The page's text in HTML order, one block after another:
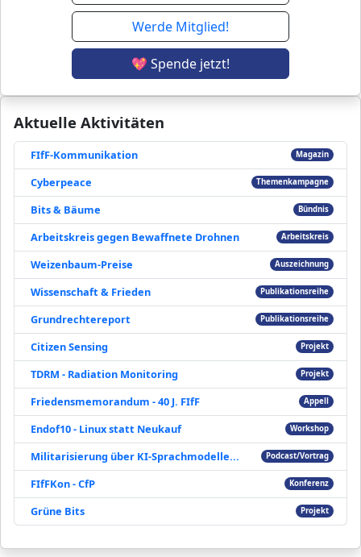
Aktuelle Aktivitäten
FIfF-Kommunikation Magazin
Cyberpeace Themenkampagne
Bits & Bäume Bündnis
Arbeitskreis gegen Bewaffnete Drohnen Arbeitskreis
Weizenbaum-Preise Auszeichnung
Wissenschaft & Frieden Publikationsreihe
Grundrechtereport Publikationsreihe
Citizen Sensing Projekt
TDRM - Radiation Monitoring Projekt
Friedensmemorandum - 40 J. FIfF Appell
Endof10 - Linux statt Neukauf Workshop
Militarisierung über KI-Sprachmodelle... Podcast/Vortrag
FIfFKon - CfP Konferenz
Grüne Bits Projekt
Werde Mitglied!
💖 Spende jetzt!